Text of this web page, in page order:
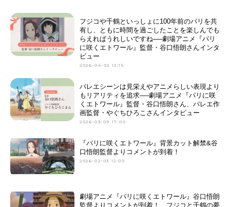
フジコや千鶴といっしょに100年前のパリを共
有し、ともに時間を過ごしたことを楽しんでも
らえればうれしいですね──劇場アニメ『パリ
に咲くエトワール』監督・谷口悟朗さんインタ
ビュー
2026-04-02 12:15
バレエシーンは見栄えやアニメらしい表現より
もリアリティを追求──劇場アニメ『パリに咲
くエトワール』監督・谷口悟朗さん、バレエ作
画監督・やぐちひろこさんインタビュー
2026-03-09 17:00
『パリに咲くエトワール』背景カット解禁&谷
口悟朗監督よりコメントが到着！
2026-02-03 12:00
劇場アニメ『パリに咲くエトワール』谷口悟朗
監督よりコメントが到着！ フジコと千鶴の夢